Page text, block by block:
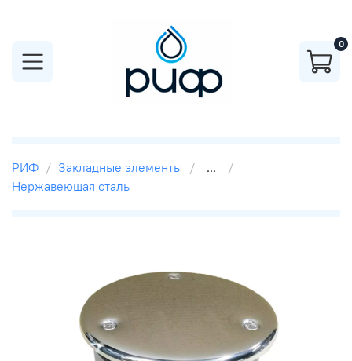
0
РИФ Закладные элементы
...
Нержавеющая сталь